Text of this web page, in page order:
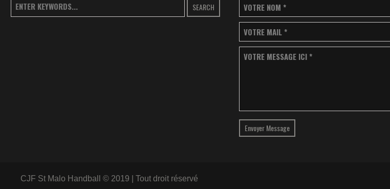
SEARCH VOTRE NOM *
VOTRE MAIL *
VOTRE MESSAGE ICI *
Envoyer Message
CJF St Malo Handball © 2019 | Tout droit réservé